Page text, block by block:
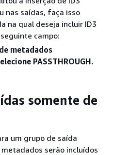
nas saídas, faça isso
na qual deseja incluir ID3
campo:
metadados
PASSTHROUGH.
somente de
um grupo de saída
serão incluídos